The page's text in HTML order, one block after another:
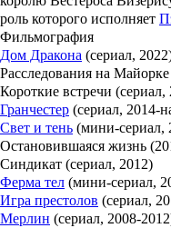
роль которого исполняет
Фильмография
Дом Дракона (сериал,
Расследования на
Короткие встречи (сериал,
Гранчестер (сериал, 2014-
Свет и тень (мини-сериал,
Остановившаяся жизнь
Синдикат (сериал, 2012)
Ферма тел (мини-сериал,
Игра престолов (сериал,
Мерлин (сериал, 2008-